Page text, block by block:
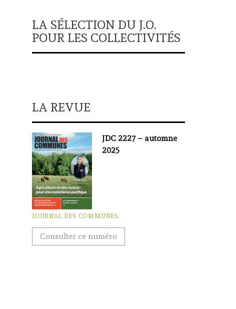
LA SÉLECTION DU J.O.
POUR LES COLLECTIVITÉS
LA REVUE
JDC 2227 – automne
2025
JOURNAL DES COMMUNES
Consulter ce numéro